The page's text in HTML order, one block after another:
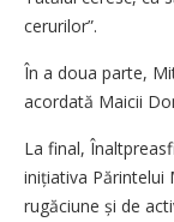
cerurilor”.
În a doua parte,
acordată Maicii
La final,
inițiativa Părintelui
rugăciune și de